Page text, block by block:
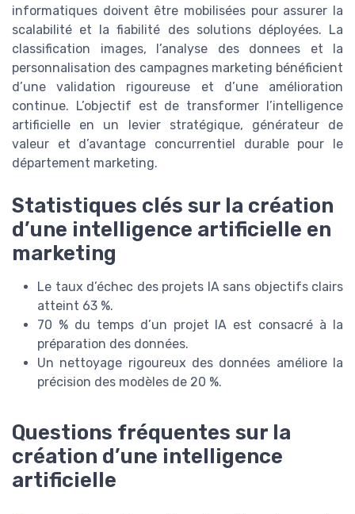
informatiques doivent être mobilisées pour assurer la
scalabilité et la fiabilité des solutions déployées. La
classification images, l’analyse des donnees et la
personnalisation des campagnes marketing bénéficient
d’une validation rigoureuse et d’une amélioration
continue. L’objectif est de transformer l’intelligence
artificielle en un levier stratégique, générateur de
valeur et d’avantage concurrentiel durable pour le
département marketing.
Statistiques clés sur la création
d’une intelligence artificielle en
marketing
Le taux d’échec des projets IA sans objectifs clairs
atteint 63 %.
70 % du temps d’un projet IA est consacré à la
préparation des données.
Un nettoyage rigoureux des données améliore la
précision des modèles de 20 %.
Questions fréquentes sur la
création d’une intelligence
artificielle